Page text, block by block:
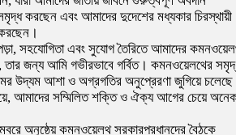
করছেন এবং আমাদের দুদেশের মধ্যকার চিরস্থায়ী
সহযোগিতা এবং সুযোগ তৈরিতে আমাদের
তার জন্য আমি গভীরভাবে গর্বিত। কমনওয়েলথের
উদ্যম আশা ও অগ্রগতির অনুপ্রেরণা জুগিয়ে
আমাদের সম্মিলিত শক্তি ও ঐক্য আগের চেয়ে
অনুষ্ঠেয় কমনওয়েলথ সরকারপ্রধানদের বৈঠকে